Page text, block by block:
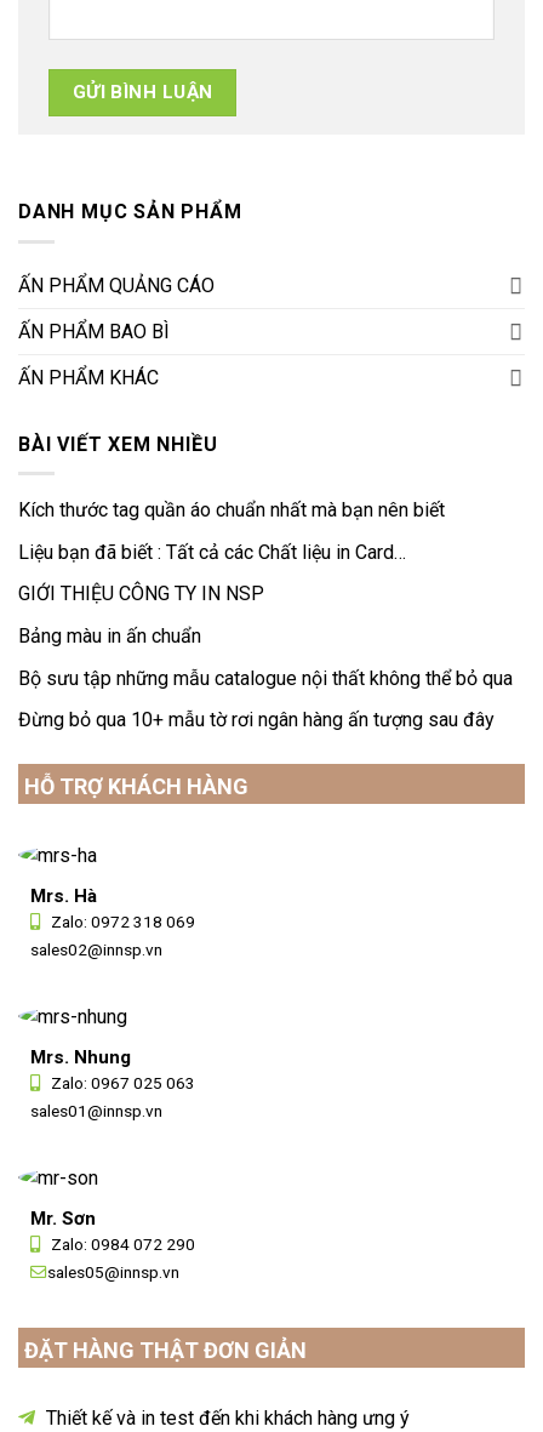
DANH MỤC SẢN PHẨM
ẤN PHẨM QUẢNG CÁO
ẤN PHẨM BAO BÌ
ẤN PHẨM KHÁC
BÀI VIẾT XEM NHIỀU
Kích thước tag quần áo chuẩn nhất mà bạn nên biết
Liệu bạn đã biết : Tất cả các Chất liệu in Card…
GIỚI THIỆU CÔNG TY IN NSP
Bảng màu in ấn chuẩn
Bộ sưu tập những mẫu catalogue nội thất không thể bỏ qua
Đừng bỏ qua 10+ mẫu tờ rơi ngân hàng ấn tượng sau đây
HỖ TRỢ KHÁCH HÀNG
Mrs. Hà
Zalo: 0972 318 069
sales02@innsp.vn
Mrs. Nhung
Zalo: 0967 025 063
sales01@innsp.vn
Mr. Sơn
Zalo: 0984 072 290
sales05@innsp.vn
ĐẶT HÀNG THẬT ĐƠN GIẢN
Thiết kế và in test đến khi khách hàng ưng ý